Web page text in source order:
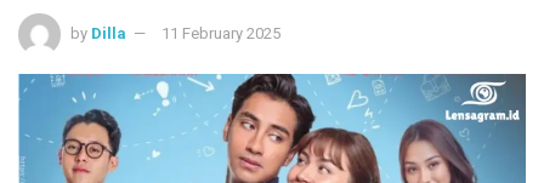
by Dilla 11 February 2025